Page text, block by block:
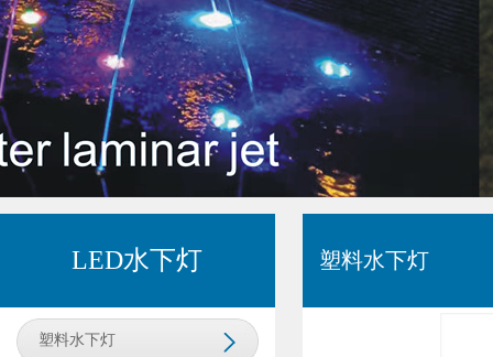
LED水下灯
塑料水下灯
塑料水下灯